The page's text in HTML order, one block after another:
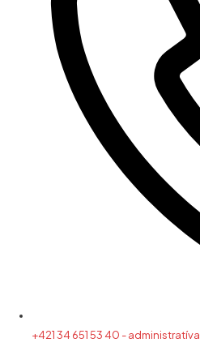
+421 34 651 53 40 - administratíva